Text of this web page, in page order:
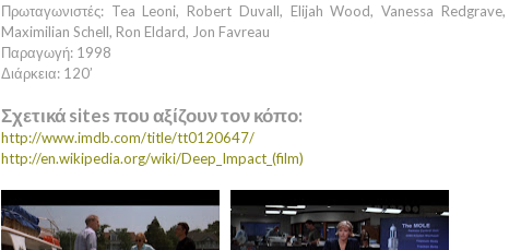
Πρωταγωνιστές: Tea Leoni, Robert Duvall, Elijah Wood, Vanessa
Maximilian Schell, Ron Eldard, Jon Favreau
Παραγωγή: 1998
Διάρκεια: 120’
Σχετικά sites που αξίζουν τον κόπο:
http://www.imdb.com/title/tt0120647/
http://en.wikipedia.org/wiki/Deep_Impact_(film)